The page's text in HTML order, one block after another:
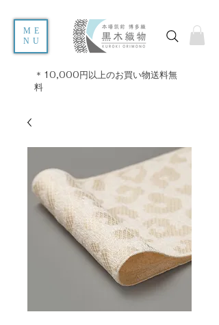
ME
NU
＊10,000円以上のお買い物送料無
料